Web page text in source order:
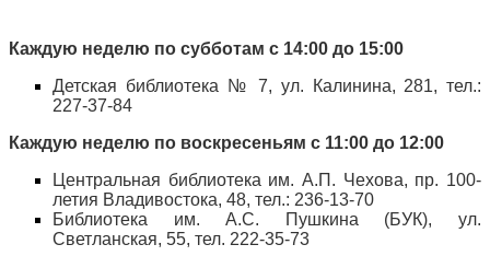
Каждую неделю по субботам с 14:00 до 15:00
Детская библиотека № 7, ул. Калинина, 281, тел.:
227-37-84
Каждую неделю по воскресеньям с 11:00 до 12:00
Центральная библиотека им. А.П. Чехова, пр. 100-
летия Владивостока, 48, тел.: 236-13-70
Библиотека им. А.С. Пушкина (БУК), ул.
Светланская, 55, тел. 222-35-73